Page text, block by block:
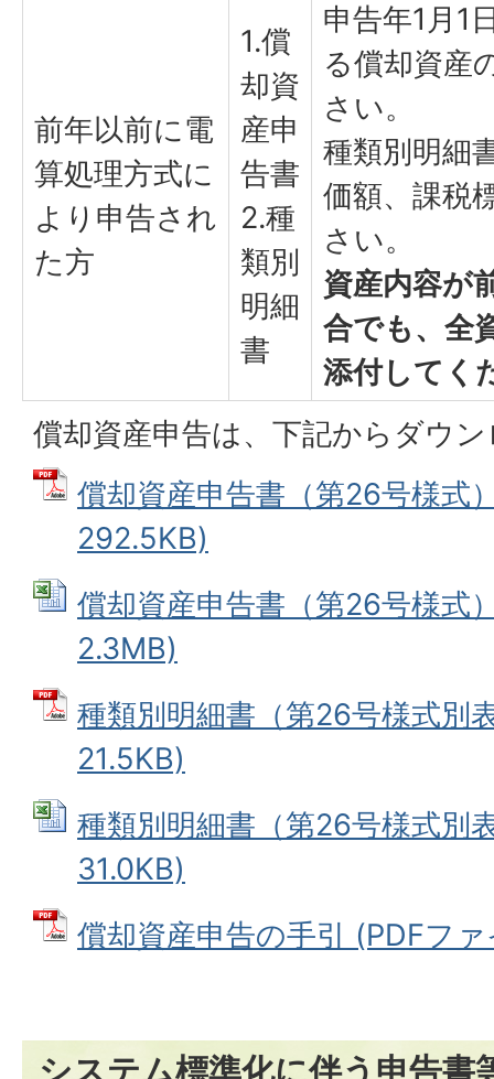
前年以前に電
算処理方式に
より申告され
た方
1.償
却資
産申
告書
2.種
類別
明細
書
申告年1月1
る償却資産
さい。
種類別明細
価額、課税
さい。
資産内容が
合でも、全
添付してく
償却資産申告は、下記からダウ
償却資産申告書（第26号様式
292.5KB)
償却資産申告書（第26号様式
2.3MB)
種類別明細書（第26号様式別
21.5KB)
種類別明細書（第26号様式別
31.0KB)
償却資産申告の手引 (PDFフ
システム標準化に伴う申告書